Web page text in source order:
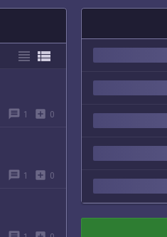
 
message 1 add_box 0
message 1 add_box 0